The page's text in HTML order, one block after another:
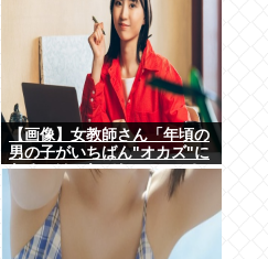
【画像】女教師さん「年頃の
男の子がいちばん"オカズ"に
なるのはこれでしょ･････？
♡♡♡」→！！